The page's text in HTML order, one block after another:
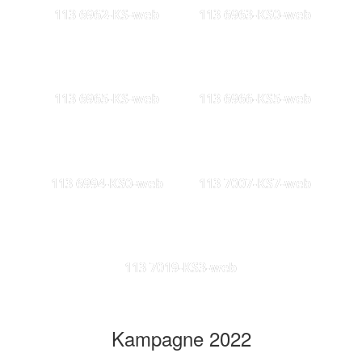
113 6962-KS-web 113 6963-KS0-web
113 6965-KS-web 113 6966-KS5-web
113 6994-KS0-web 113 7007-KS7-web
113 7019-KS3-web
Kampagne 2022